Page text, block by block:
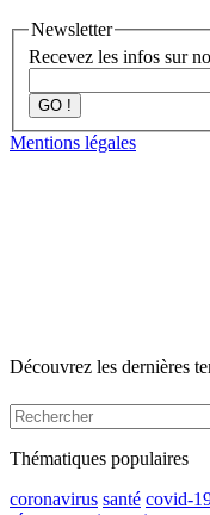
Newsletter
Recevez les infos sur
GO !
Mentions légales
Découvrez les dernières
Thématiques populaires
coronavirus santé covid-